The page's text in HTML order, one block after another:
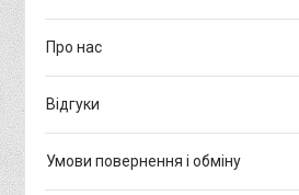
Про нас
Відгуки
Умови повернення і обміну